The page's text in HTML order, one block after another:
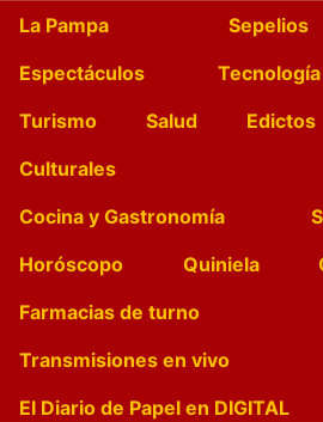
La Pampa Sepelios
Espectáculos
Tecnología
Turismo
Salud Edictos
Culturales
Cocina y Gastronomía
Horóscopo
Quiniela
Farmacias de turno
Transmisiones en vivo
El Diario de Papel en DIGITAL